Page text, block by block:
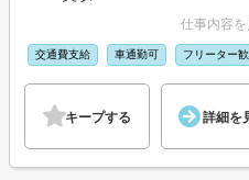
仕事内容
交通費支給 車通勤可 フリーター
キープする 詳細を